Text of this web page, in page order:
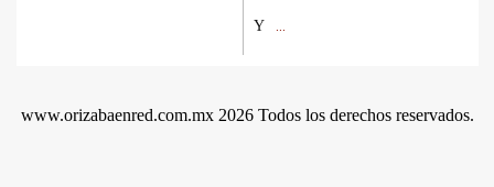
Y
www.orizabaenred.com.mx 2026 Todos los derechos reservados.